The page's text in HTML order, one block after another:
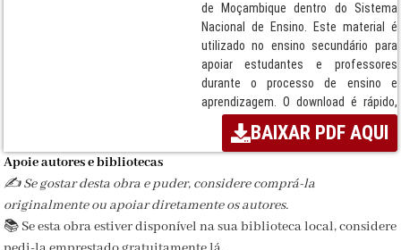
de Moçambique dentro do Sistema
Nacional de Ensino. Este material é
utilizado no ensino secundário para
apoiar estudantes e professores
durante o processo de ensino e
aprendizagem. O download é rápido,
simples e seguro, permitindo acesso
imediato ao PDF. Instituição
responsável: MINEDH / MEC (2021).
Termos:Caderno, Disciplina de
Educação Visual, ensino secundário,
Moçambique, MEC, Sistema Nacional
de Ensino, MINEDH / MEC, Download
BAIXAR PDF AQUI
Apoie autores e bibliotecas
✍️ Se gostar desta obra e puder, considere comprá-la
originalmente ou apoiar diretamente os autores.
📚 Se esta obra estiver disponível na sua biblioteca local, considere